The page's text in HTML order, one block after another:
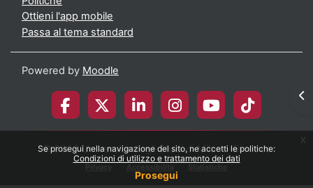
Se prosegui nella navigazione del sito, ne accetti le politiche:
Condizioni di utilizzo e trattamento dei dati
Prosegui
x
Ottieni l'app mobile
Passa al tema standard
Powered by Moodle
© 2026 Università degli Studi di Milano-Bicocca